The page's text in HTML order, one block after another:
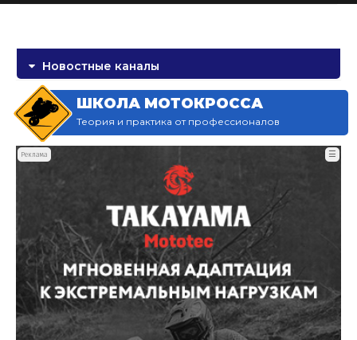
Новостные каналы
ШКОЛА МОТОКРОССА
Теория и практика от профессионалов
Реклама ☰